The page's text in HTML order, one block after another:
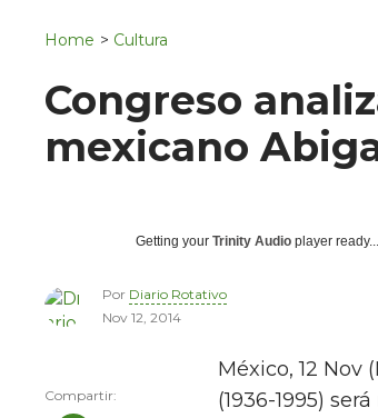
Home > Cultura
Congreso
mexicano
Getting your Trinity Audio player ready...
Por Diario Rotativo
Nov 12, 2014
México, 12 Nov
(1936-1995)